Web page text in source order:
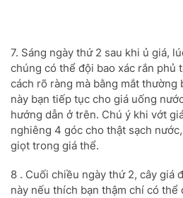
7. Sáng ngày thứ 2 sau khi ủ giá,
chúng có thể đội bao xác rắn phủ
cách rõ ràng mà bằng mắt thường
này bạn tiếp tục cho giá uống
hướng dẫn ở trên. Chú ý khi vớt
nghiêng 4 góc cho thật sạch
giọt trong giá thể.
8 . Cuối chiều ngày thứ 2, cây giá
này nếu thích bạn thậm chí có thể